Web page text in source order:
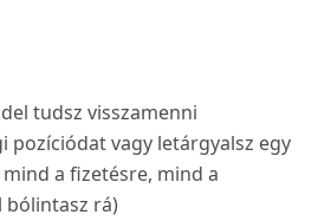
tudsz visszamenni
pozíciódat vagy letárgyalsz egy
a fizetésre, mind a
bólintasz rá)